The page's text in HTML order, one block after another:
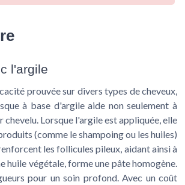
l'argile
prouvée sur divers types de cheveux,
à base d'argile aide non seulement à
chevelu. Lorsque l'argile est appliquée, elle
(comme le shampoing ou les huiles)
les follicules pileux, aidant ainsi à
huile végétale, forme une pâte homogène.
pour un soin profond. Avec un coût